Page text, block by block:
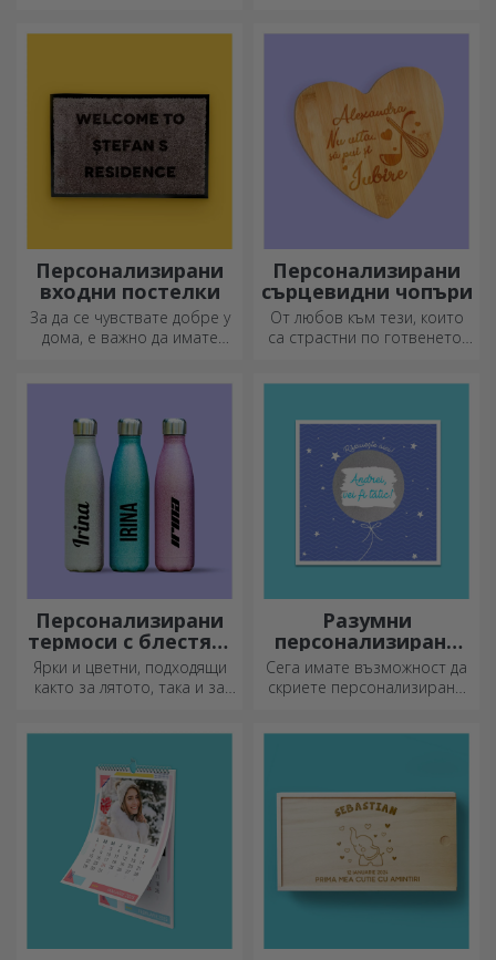
Персонализирани
входни постелки
За да се чувствате добре у
дома, е важно да имате
килими!
Персонализирани
сърцевидни чопъри
От любов към тези, които
са страстни по готвенето,
Персонализирани
термоси с блестящ
дизайн
Ярки и цветни, подходящи
както за лятото, така и за
навсякъде с вас!
Разумни
персонализирани
поздравителни
картички и
картички
Сега имате възможност да
скриете персонализирано